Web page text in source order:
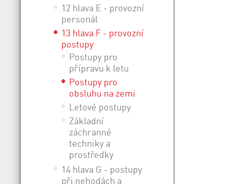
12 hlava E - provozní
personál
13 hlava F - provozní
postupy
Postupy pro
přípravu k letu
Postupy pro
obsluhu na zemi
Letové postupy
Základní
záchranné
techniky a
prostředky
14 hlava G - postupy
při nehodách a